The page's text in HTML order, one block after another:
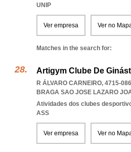
UNIP
Ver empresa Ver no
Matches in the search for:
Artigym Clube De
R ÁLVARO CARNEIRO, 4715-086
BRAGA SAO JOSE LAZARO
Atividades dos clubes
ASS
Ver empresa Ver no